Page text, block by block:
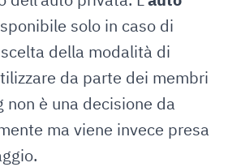
solo in caso di
della modalità di
da parte dei membri
non è una decisione da
ma viene invece presa